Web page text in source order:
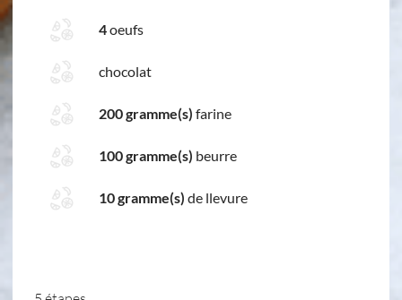
4oeufs
chocolat
200 gramme(s) farine
100 gramme(s) beurre
10 gramme(s) de llevure